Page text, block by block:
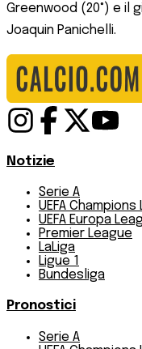
Greenwood (20°) e il
Joaquin Panichelli.
Notizie
Serie A
UEFA
UEFA Europa
Premier League
LaLiga
Ligue 1
Bundesliga
Pronostici
Serie A